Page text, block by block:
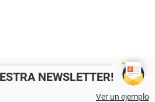
NEWSLETTER!
Ver un ejemplo